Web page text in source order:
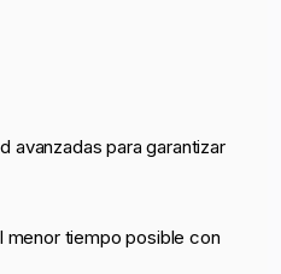
avanzadas para garantizar
menor tiempo posible con